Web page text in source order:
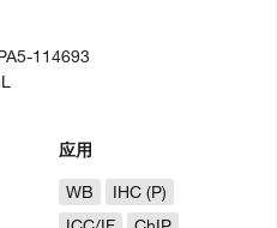
应用
WB
IHC (P)
114693